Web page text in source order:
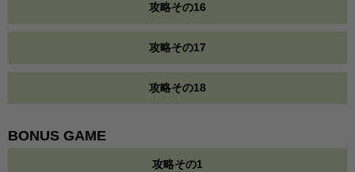
攻略その16
攻略その17
攻略その18
BONUS GAME
攻略その1